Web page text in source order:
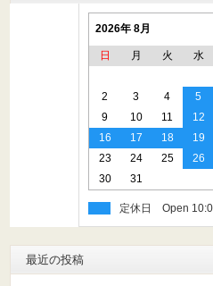
2026年 8月
日 月 火 水
2
3 4 5
9
10 11 12
16
17 18 19
23
24 25 26
30
31
定休日
最近の投稿